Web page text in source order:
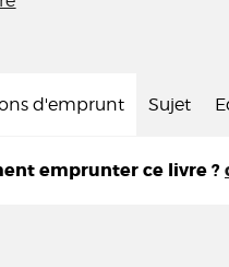
d'emprunt Sujet
emprunter ce livre ?